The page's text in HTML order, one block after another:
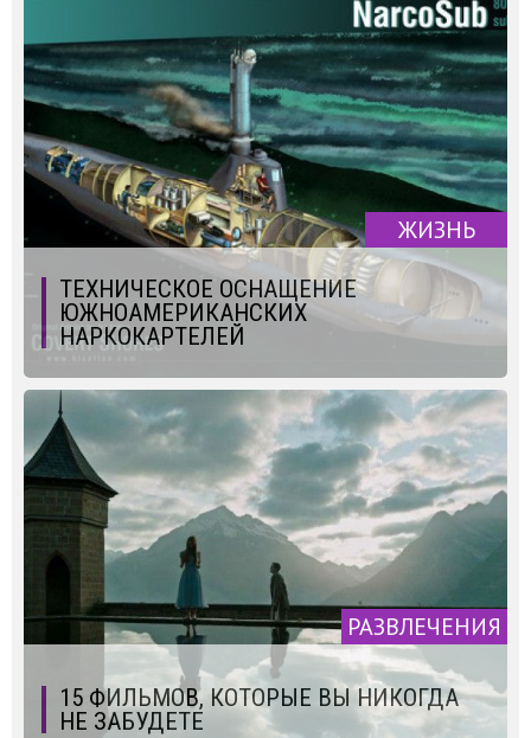
ЖИЗНЬ
ТЕХНИЧЕСКОЕ ОСНАЩЕНИЕ
ЮЖНОАМЕРИКАНСКИХ
НАРКОКАРТЕЛЕЙ
РАЗВЛЕЧЕНИЯ
15 ФИЛЬМОВ, КОТОРЫЕ ВЫ НИКОГДА
НЕ ЗАБУДЕТЕ